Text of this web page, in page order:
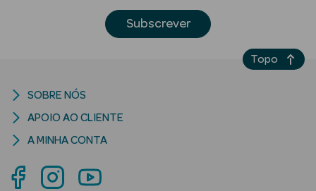
Rosto e
Subscrever
SOBRE NÓS
APOIO AO CLIENTE
A MINHA CONTA
Topo